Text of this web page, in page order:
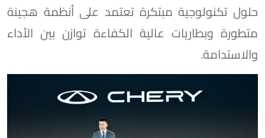
حلول تكنولوجية مبتكرة تعتمد على أنظمة هجينة
متطورة وبطاريات عالية الكفاءة توازن بين الأداء
والاستدامة.